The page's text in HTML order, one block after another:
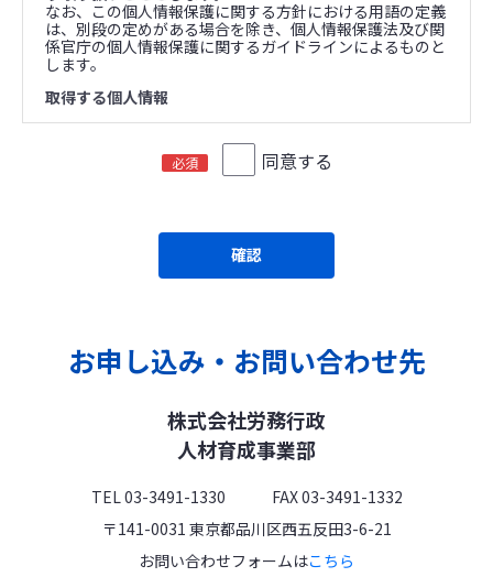
なお、この個人情報保護に関する方針における用語の定義
は、別段の定めがある場合を除き、個人情報保護法及び関
係官庁の個人情報保護に関するガイドラインによるものと
します。
取得する個人情報
所属組織名、氏名、郵便番号と住所、電話番号、FAX番
号、E-mailアドレス、役職、閲覧履歴、購買履歴、イン
ターネット利用環境に関する情報、その他アンケート回答
当社は、取得した個人情報を以下の目的で利用いたしま
商品のお届け及び各種ウェブサービスの提供・運営
※お客様が利用されているカード発行会社が外国にある
場合、これらの情報は当該発行会社に移転される場合が
お客様とのご連絡（たとえばお客様からのお問い合わせ
商品・サービスに関する各種アンケートの実施
取得した個人情報および各種アンケート回答を、個人が
の、当社が取り扱う各種サービスの企画・研究・開発・
の、趣味・嗜好に応じた記事、商品・サービスの紹介
必須 同意する
確認
お申し込み・お問い合わせ先
株式会社労務行政
人材育成事業部
TEL 03-3491-1330 FAX 03-3491-1332
〒141-0031 東京都品川区西五反田3-6-21
お問い合わせフォームはこちら